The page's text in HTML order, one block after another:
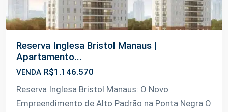
Reserva Inglesa Bristol Manaus |
Apartamento...
VENDA R$1.146.570
Reserva Inglesa Bristol Manaus: O Novo
Empreendimento de Alto Padrão na Ponta Negra O